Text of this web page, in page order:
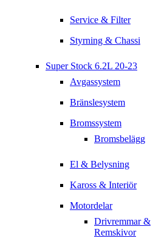
Service & Filter
Styrning & Chassi
Super Stock 6.2L 20-23
Avgassystem
Bränslesystem
Bromssystem
Bromsbelägg
El & Belysning
Kaross & Interiör
Motordelar
Drivremmar &
Remskivor